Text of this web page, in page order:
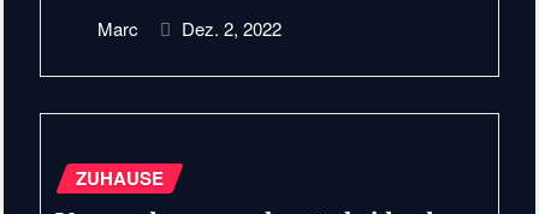
Marc Dez. 2, 2022
ZUHAUSE